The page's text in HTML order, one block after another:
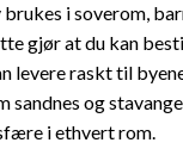
i soverom,
gjør at du kan
raskt til
og
i ethvert rom.